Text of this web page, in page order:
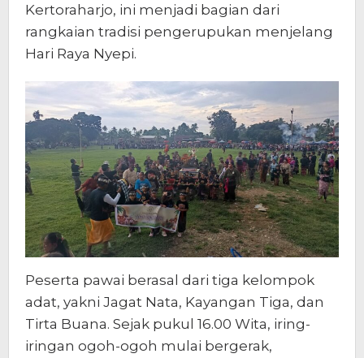
Kertoraharjo, ini menjadi bagian dari
rangkaian tradisi pengerupukan menjelang
Hari Raya Nyepi.
Peserta pawai berasal dari tiga kelompok
adat, yakni Jagat Nata, Kayangan Tiga, dan
Tirta Buana. Sejak pukul 16.00 Wita, iring-
iringan ogoh-ogoh mulai bergerak,